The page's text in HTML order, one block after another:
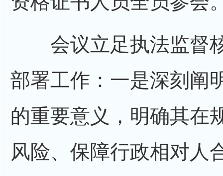
会议立足执法监督
部署工作：一是深刻阐
的重要意义，明确其在
风险、保障行政相对人